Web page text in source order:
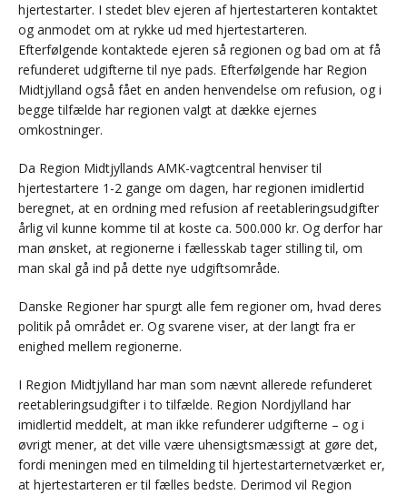
hjertestarter. I stedet blev ejeren af hjertestarteren kontaktet
og anmodet om at rykke ud med hjertestarteren.
Efterfølgende kontaktede ejeren så regionen og bad om at få
refunderet udgifterne til nye pads. Efterfølgende har Region
Midtjylland også fået en anden henvendelse om refusion, og i
begge tilfælde har regionen valgt at dække ejernes
omkostninger.
Da Region Midtjyllands AMK-vagtcentral henviser til
hjertestartere 1-2 gange om dagen, har regionen imidlertid
beregnet, at en ordning med refusion af reetableringsudgifter
årlig vil kunne komme til at koste ca. 500.000 kr. Og derfor har
man ønsket, at regionerne i fællesskab tager stilling til, om
man skal gå ind på dette nye udgiftsområde.
Danske Regioner har spurgt alle fem regioner om, hvad deres
politik på området er. Og svarene viser, at der langt fra er
enighed mellem regionerne.
I Region Midtjylland har man som nævnt allerede refunderet
reetableringsudgifter i to tilfælde. Region Nordjylland har
imidlertid meddelt, at man ikke refunderer udgifterne – og i
øvrigt mener, at det ville være uhensigtsmæssigt at gøre det,
fordi meningen med en tilmelding til hjertestarternetværket er,
at hjertestarteren er til fælles bedste. Derimod vil Region